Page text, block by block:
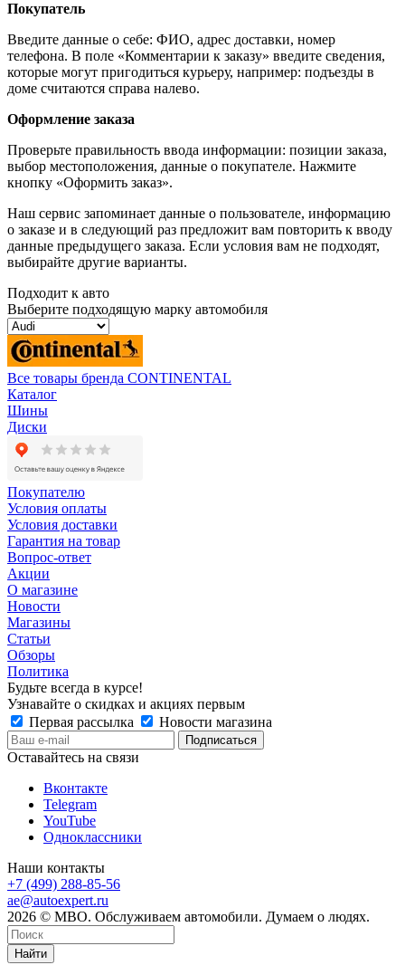
Покупатель
Введите данные о себе: ФИО, адрес доставки, номер
телефона. В поле «Комментарии к заказу» введите сведения,
которые могут пригодиться курьеру, например: подъезды в
доме считаются справа налево.
Оформление заказа
Проверьте правильность ввода информации: позиции заказа,
выбор местоположения, данные о покупателе. Нажмите
кнопку «Оформить заказ».
Наш сервис запоминает данные о пользователе, информацию
о заказе и в следующий раз предложит вам повторить к вводу
данные предыдущего заказа. Если условия вам не подходят,
выбирайте другие варианты.
Подходит к авто
Выберите подходящую марку автомобиля
Все товары бренда CONTINENTAL
Каталог
Шины
Диски
Покупателю
Условия оплаты
Условия доставки
Гарантия на товар
Вопрос-ответ
Акции
О магазине
Новости
Магазины
Статьи
Обзоры
Политика
Будьте всегда в курсе!
Узнавайте о скидках и акциях первым
Первая рассылка
Новости магазина
Оставайтесь на связи
Вконтакте
Telegram
YouTube
Одноклассники
Наши контакты
+7 (499) 288-85-56
ae@autoexpert.ru
2026 © МВО. Обслуживаем автомобили. Думаем о людях.
Найти